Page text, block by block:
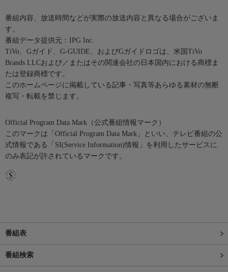
番組内容、放送時間などが実際の放送内容と異なる場合がございま
す。
番組データ提供元：IPG Inc.
TiVo、Gガイド、G-GUIDE、およびGガイドロゴは、米国TiVo
Brands LLCおよび／またはその関連会社の日本国内における商標ま
たは登録商標です。
このホームページに掲載している記事・写真等あらゆる素材の無断
複写・転載を禁じます。
Official Program Data Mark（公式番組情報マーク）
このマークは「Official Program Data Mark」といい、テレビ番組の公
式情報である「SI(Service Information)情報」を利用したサービスに
のみ表記が許されているマークです。
番組表
番組検索